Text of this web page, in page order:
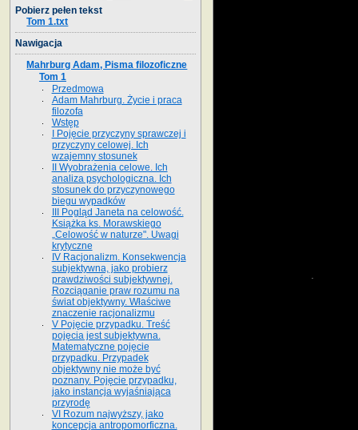
Pobierz pełen tekst
Tom 1.txt
Nawigacja
Mahrburg Adam, Pisma filozoficzne
Tom 1
Przedmowa
Adam Mahrburg. Życie i praca
filozofa
Wstęp
I Pojęcie przyczyny sprawczej i
przyczyny celowej. Ich
wzajemny stosunek
II Wyobrażenia celowe. Ich
analiza psychologiczna. Ich
stosunek do przyczynowego
biegu wypadków
III Pogląd Janeta na celowość.
Książka ks. Morawskiego
„Celowość w naturze". Uwagi
krytyczne
IV Racjonalizm. Konsekwencja
subjektywna, jako probierz
prawdziwości subjektywnej.
Rozciąganie praw rozumu na
świat objektywny. Właściwe
znaczenie racjonalizmu
V Pojęcie przypadku. Treść
pojęcia jest subjektywna.
Matematyczne pojęcie
przypadku. Przypadek
objektywny nie może być
poznany. Pojęcie przypadku,
jako instancja wyjaśniająca
przyrodę
VI Rozum najwyższy, jako
koncepcja antropomorficzna.